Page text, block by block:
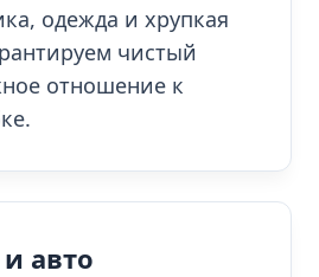
одежда и хрупкая
чистый
отношение к
авто